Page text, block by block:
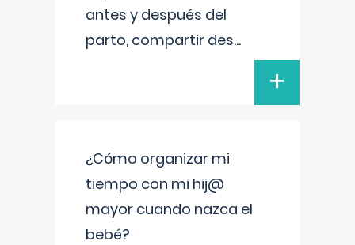
antes y después del
parto, compartir des...
+
¿Cómo organizar mi
tiempo con mi hij@
mayor cuando nazca el
bebé?